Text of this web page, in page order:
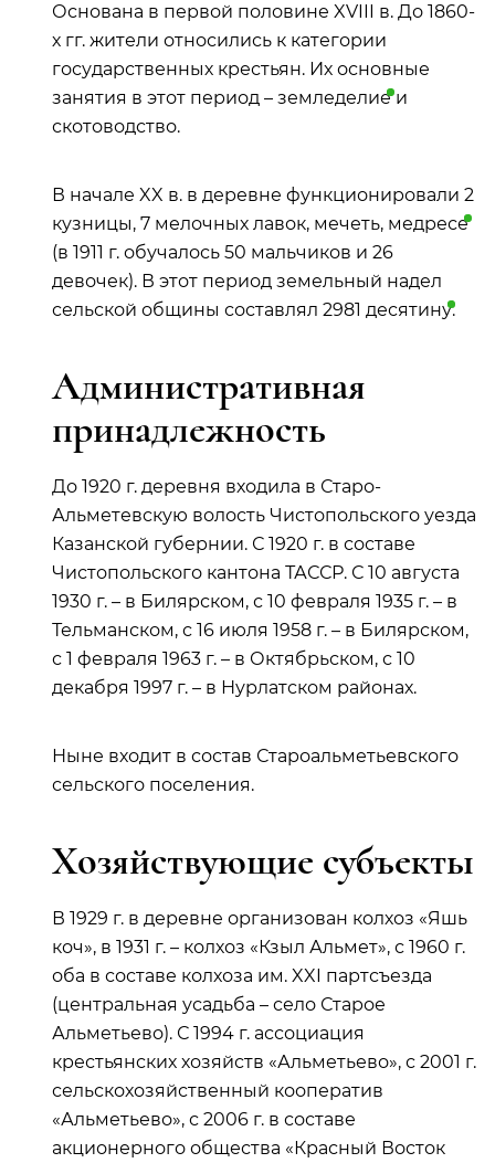
Основана в первой половине XVIII в. До 1860-
х гг. жители относились к категории
государственных крестьян. Их основные
занятия в этот период – земледелиеи
скотоводство.
В начале XX в. в деревне функционировали 2
кузницы, 7 мелочных лавок, мечеть, медресе
(в 1911 г. обучалось 50 мальчиков и 26
девочек). В этот период земельный надел
сельской общины составлял 2981 десятину.
Административная
принадлежность
До 1920 г. деревня входила в Старо-
Альметевскую волость Чистопольского уезда
Казанской губернии. С 1920 г. в составе
Чистопольского кантона ТАССР. С 10 августа
1930 г. – в Билярском, с 10 февраля 1935 г. – в
Тельманском, с 16 июля 1958 г. – в Билярском,
с 1 февраля 1963 г. – в Октябрьском, с 10
декабря 1997 г. – в Нурлатском районах.
Ныне входит в состав Староальметьевского
сельского поселения.
Хозяйствующие субъекты
В 1929 г. в деревне организован колхоз «Яшь
коч», в 1931 г. – колхоз «Кзыл Альмет», с 1960 г.
оба в составе колхоза им. XXI партсъезда
(центральная усадьба – село Старое
Альметьево). С 1994 г. ассоциация
крестьянских хозяйств «Альметьево», с 2001 г.
сельскохозяйственный кооператив
«Альметьево», с 2006 г. в составе
акционерного общества «Красный Восток